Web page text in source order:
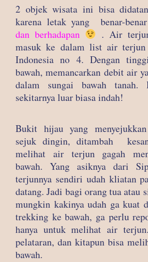
2 objek wisata ini bisa
karena letak yang benar-
dan berhadapan
. Air
masuk ke dalam list air
Indonesia no 4. Dengan
bawah, memancarkan debit air
dalam sungai bawah tanah.
sekitarnya luar biasa indah!
Bukit hijau yang
sejuk dingin, ditambah
melihat air terjun gagah
bawah. Yang asiknya dari
terjunnya sendiri udah kliatan
datang. Jadi bagi orang tua atau
mungkin kakinya udah ga kuat
trekking ke bawah, ga perlu
hanya untuk melihat air
pelataran, dan kitapun bisa
bawah.